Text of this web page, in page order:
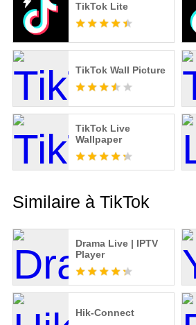
TikTok Lite
TikTok Wall Picture
TikTok Live
Wallpaper
Similaire à TikTok
Drama Live | IPTV
Player
Hik-Connect